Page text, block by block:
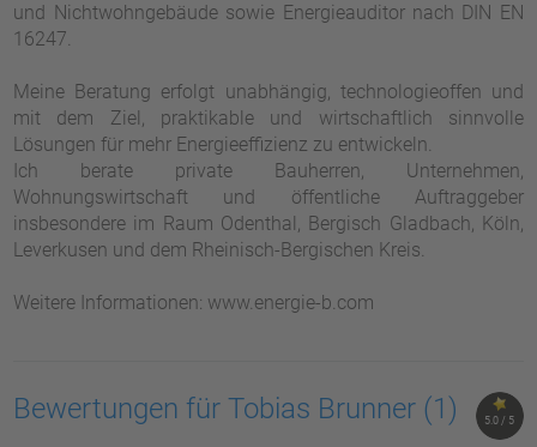
und Nichtwohngebäude sowie Energieauditor nach DIN EN
16247.
Meine Beratung erfolgt unabhängig, technologieoffen und
mit dem Ziel, praktikable und wirtschaftlich sinnvolle
Lösungen für mehr Energieeffizienz zu entwickeln.
Ich berate private Bauherren, Unternehmen,
Wohnungswirtschaft und öffentliche Auftraggeber
insbesondere im Raum Odenthal, Bergisch Gladbach, Köln,
Leverkusen und dem Rheinisch-Bergischen Kreis.
Weitere Informationen: www.energie-b.com
5.0 / 5
Bewertungen für Tobias Brunner (1)